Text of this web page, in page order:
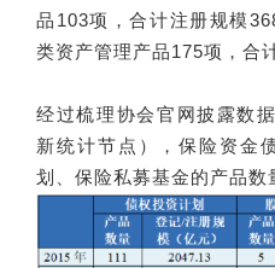
品103项，合计注册规模
类资产管理产品175项，合
经过梳理协会官网披露数
新统计节点），保险资金
划、保险私募基金的产品数